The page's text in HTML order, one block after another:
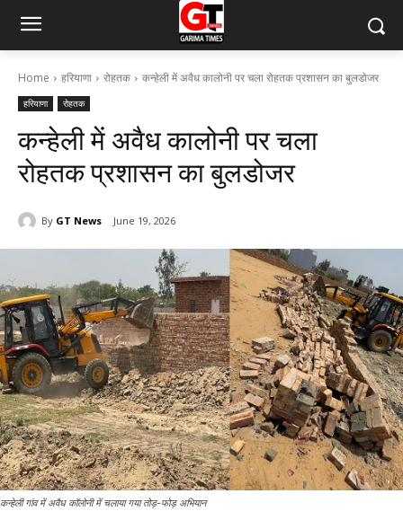
Home हरियाणा रोहतक कन्हेली में अवैध कालोनी पर चला रोहतक प्रशासन का बुलडोजर
हरियाणा रोहतक
कन्हेली में अवैध कालोनी पर चला
रोहतक प्रशासन का बुलडोजर
By GT News June 19, 2026
कन्हेली गांव में अवैध कॉलोनी में चलाया गया तोड़-फोड़ अभियान